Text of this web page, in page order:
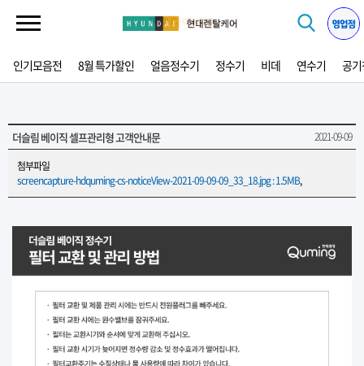
인기모음전 8월 특가할인 얼음정수기 정수기 비데 연수기 공
더슬림 베이직 셀프관리형 고객안내문
2021-09-09
첨부파일
screencapture-hdquming-cs-noticeView-2021-09-09-09_33_18.jpg : 1.5MB,